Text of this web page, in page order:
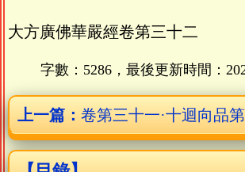
大方廣佛華嚴經卷第三十二
字數：5286，最後更新時間：
上一篇： 卷第三十一·十迴向品